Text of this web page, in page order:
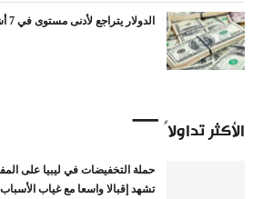
الدولار يتراجع لأدنى مستوى في 7 أشهر
الأكثر تداولاً
حملة التخفيضات في ليبيا على
تشهد إقبالا واسعا مع غياب الأسباب